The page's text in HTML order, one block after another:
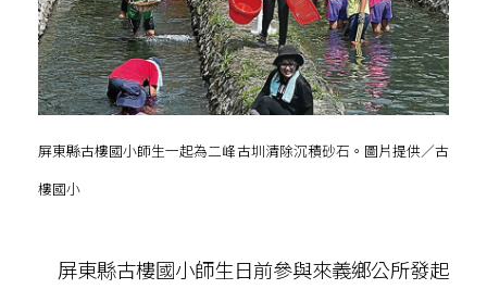
屏東縣古樓國小師生一起為二峰古圳清除沉積砂石。圖片提供／古
樓國小
屏東縣古樓國小師生日前參與來義鄉公所發起